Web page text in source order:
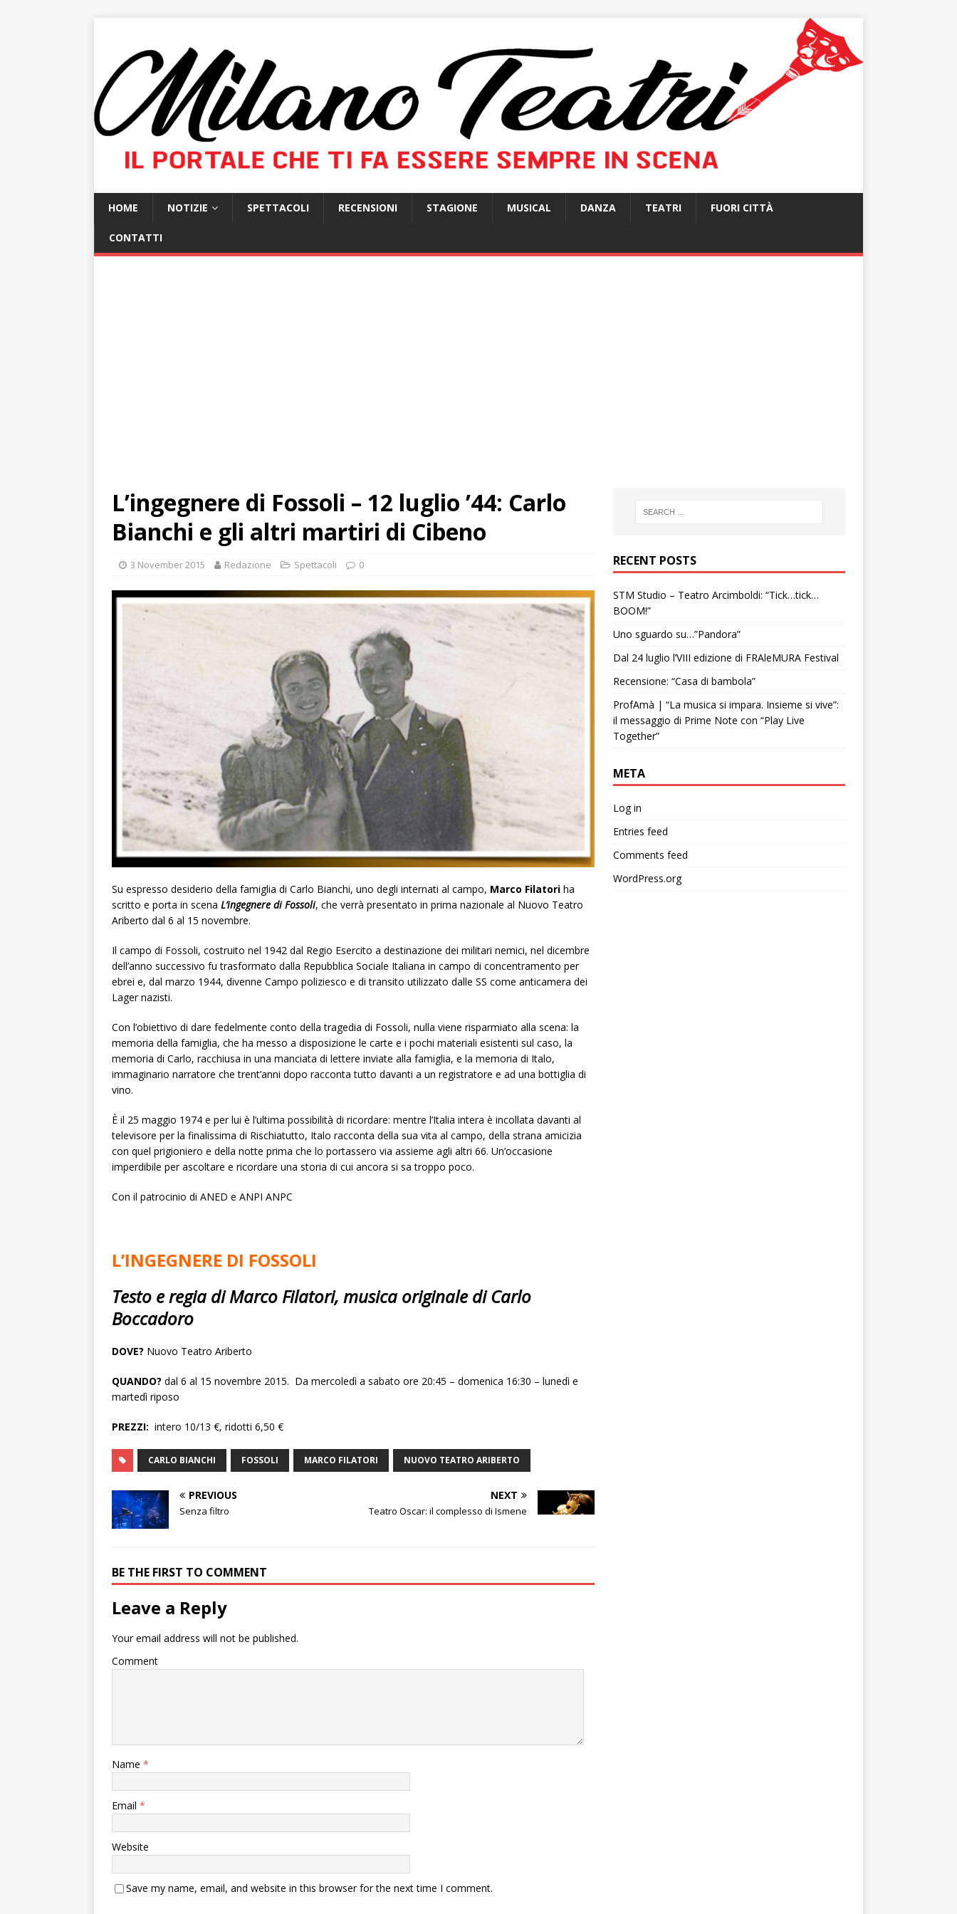
HOME NOTIZIE SPETTACOLI RECENSIONI STAGIONE MUSICAL DANZA TEATRI FUORI CITTÀ
CONTATTI
L’ingegnere di Fossoli – 12 luglio ’44: Carlo
Bianchi e gli altri martiri di Cibeno
3 November 2015 Redazione Spettacoli 0
Su espresso desiderio della famiglia di Carlo Bianchi, uno degli internati al campo, Marco Filatori ha
scritto e porta in scena L’ingegnere di Fossoli, che verrà presentato in prima nazionale al Nuovo Teatro
Ariberto dal 6 al 15 novembre.
Il campo di Fossoli, costruito nel 1942 dal Regio Esercito a destinazione dei militari nemici, nel dicembre
dell’anno successivo fu trasformato dalla Repubblica Sociale Italiana in campo di concentramento per
ebrei e, dal marzo 1944, divenne Campo poliziesco e di transito utilizzato dalle SS come anticamera dei
Lager nazisti.
Con l’obiettivo di dare fedelmente conto della tragedia di Fossoli, nulla viene risparmiato alla scena: la
memoria della famiglia, che ha messo a disposizione le carte e i pochi materiali esistenti sul caso, la
memoria di Carlo, racchiusa in una manciata di lettere inviate alla famiglia, e la memoria di Italo,
immaginario narratore che trent’anni dopo racconta tutto davanti a un registratore e ad una bottiglia di
vino.
È il 25 maggio 1974 e per lui è l’ultima possibilità di ricordare: mentre l’Italia intera è incollata davanti al
televisore per la finalissima di Rischiatutto, Italo racconta della sua vita al campo, della strana amicizia
con quel prigioniero e della notte prima che lo portassero via assieme agli altri 66. Un’occasione
imperdibile per ascoltare e ricordare una storia di cui ancora si sa troppo poco.
Con il patrocinio di ANED e ANPI ANPC
L’INGEGNERE DI FOSSOLI
Testo e regia di Marco Filatori, musica originale di Carlo
Boccadoro
DOVE? Nuovo Teatro Ariberto
QUANDO? dal 6 al 15 novembre 2015. Da mercoledì a sabato ore 20:45 – domenica 16:30 – lunedì e
martedì riposo
PREZZI: intero 10/13 €, ridotti 6,50 €
CARLO BIANCHI FOSSOLI MARCO FILATORI NUOVO TEATRO ARIBERTO
PREVIOUS
Senza filtro
NEXT
Teatro Oscar: il complesso di Ismene
BE THE FIRST TO COMMENT
Leave a Reply
Your email address will not be published.
Comment
Name *
Email *
Website
Save my name, email, and website in this browser for the next time I comment.
RECENT POSTS
STM Studio – Teatro Arcimboldi: “Tick…tick…
BOOM!”
Uno sguardo su…”Pandora”
Dal 24 luglio l’VIII edizione di FRAleMURA Festival
Recensione: “Casa di bambola”
ProfAmà | “La musica si impara. Insieme si vive”:
il messaggio di Prime Note con “Play Live
Together”
META
Log in
Entries feed
Comments feed
WordPress.org